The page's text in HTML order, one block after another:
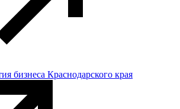
бизнеса Краснодарского края